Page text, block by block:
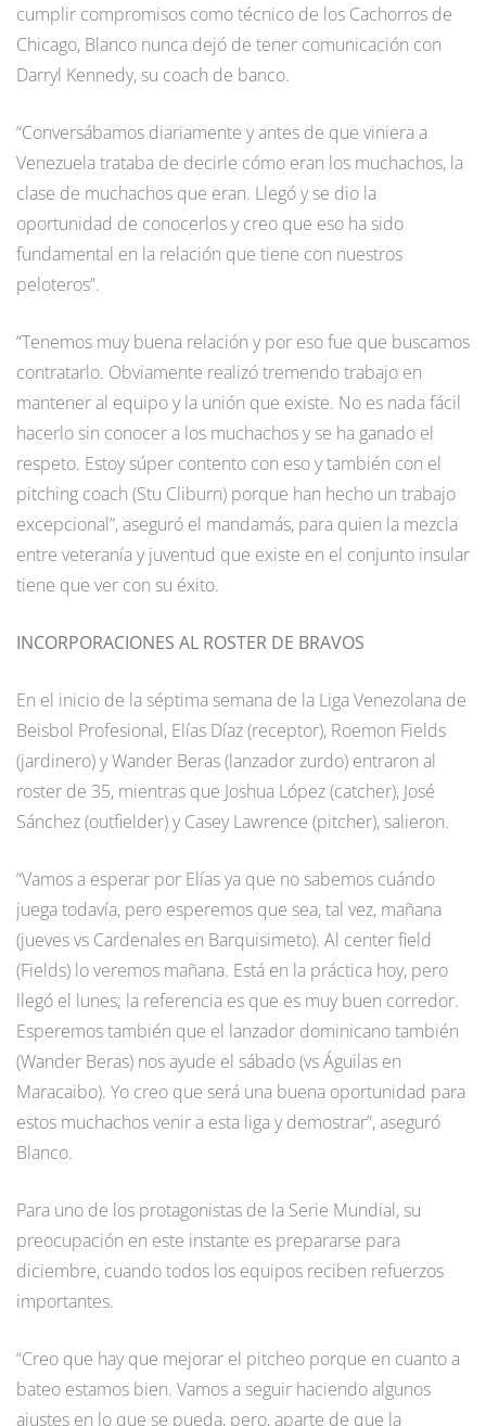
cumplir compromisos como técnico de los Cachorros de
Chicago, Blanco nunca dejó de tener comunicación con
Darryl Kennedy, su coach de banco.
“Conversábamos diariamente y antes de que viniera a
Venezuela trataba de decirle cómo eran los muchachos, la
clase de muchachos que eran. Llegó y se dio la
oportunidad de conocerlos y creo que eso ha sido
fundamental en la relación que tiene con nuestros
peloteros”.
“Tenemos muy buena relación y por eso fue que buscamos
contratarlo. Obviamente realizó tremendo trabajo en
mantener al equipo y la unión que existe. No es nada fácil
hacerlo sin conocer a los muchachos y se ha ganado el
respeto. Estoy súper contento con eso y también con el
pitching coach (Stu Cliburn) porque han hecho un trabajo
excepcional”, aseguró el mandamás, para quien la mezcla
entre veteranía y juventud que existe en el conjunto insular
tiene que ver con su éxito.
INCORPORACIONES AL ROSTER DE BRAVOS
En el inicio de la séptima semana de la Liga Venezolana de
Beisbol Profesional, Elías Díaz (receptor), Roemon Fields
(jardinero) y Wander Beras (lanzador zurdo) entraron al
roster de 35, mientras que Joshua López (catcher), José
Sánchez (outfielder) y Casey Lawrence (pitcher), salieron.
“Vamos a esperar por Elías ya que no sabemos cuándo
juega todavía, pero esperemos que sea, tal vez, mañana
(jueves vs Cardenales en Barquisimeto). Al center field
(Fields) lo veremos mañana. Está en la práctica hoy, pero
llegó el lunes; la referencia es que es muy buen corredor.
Esperemos también que el lanzador dominicano también
(Wander Beras) nos ayude el sábado (vs Águilas en
Maracaibo). Yo creo que será una buena oportunidad para
estos muchachos venir a esta liga y demostrar”, aseguró
Blanco.
Para uno de los protagonistas de la Serie Mundial, su
preocupación en este instante es prepararse para
diciembre, cuando todos los equipos reciben refuerzos
importantes.
“Creo que hay que mejorar el pitcheo porque en cuanto a
bateo estamos bien. Vamos a seguir haciendo algunos
ajustes en lo que se pueda, pero, aparte de que la